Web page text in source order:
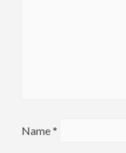
Name*